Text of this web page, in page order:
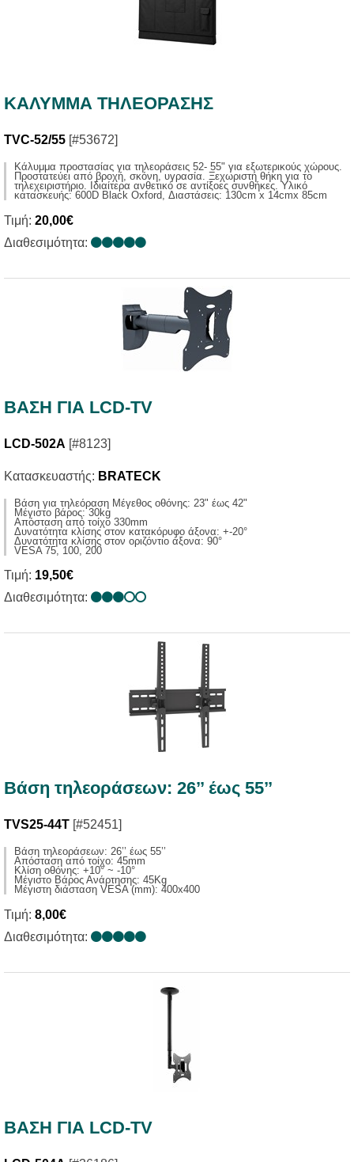
ΚΑΛΥΜΜΑ ΤΗΛΕΟΡΑΣΗΣ
TVC-52/55 [#53672]
Kάλυμμα προστασίας για τηλεοράσεις 52- 55" για εξωτερικούς χώρους.
Προστατεύει από βροχή, σκόνη, υγρασία. Ξεχωριστή θήκη για το
τηλεχειριστήριο. Ιδιαίτερα ανθετικό σε αντίξοες συνθήκες. Υλικό
κατασκευής: 600D Black Oxford, Διαστάσεις: 130cm x 14cmx 85cm
Τιμή: 20,00€
Διαθεσιμότητα:
ΒΑΣΗ ΓΙΑ LCD-TV
LCD-502A [#8123]
Κατασκευαστής: BRATECK
Βάση για τηλεόραση Μέγεθος οθόνης: 23" έως 42"
Μέγιστο βάρος: 30kg
Απόσταση από τοίχο 330mm
Δυνατότητα κλίσης στον κατακόρυφο άξονα: +-20°
Δυνατότητα κλίσης στον οριζόντιο άξονα: 90°
VESA 75, 100, 200
Τιμή: 19,50€
Διαθεσιμότητα:
Βάση τηλεοράσεων: 26’’ έως 55’’
TVS25-44T [#52451]
Βάση τηλεοράσεων: 26’’ έως 55’’
Απόσταση από τοίχο: 45mm
Κλίση οθόνης: +10° ~ -10°
Μέγιστο Βάρος Ανάρτησης: 45Kg
Μέγιστη διάσταση VESA (mm): 400x400
Τιμή: 8,00€
Διαθεσιμότητα:
ΒΑΣΗ ΓΙΑ LCD-TV